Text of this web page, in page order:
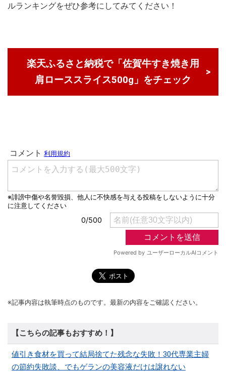
ルランキングをぜひ参考にしてみてください！
楽天ふるさと納税で「佐賀牛すき焼き用
肩ローススライス500g」をチェック
※記事内容は執筆時点のものです。最新の内容をご確認ください。
【こちらの記事もおすすめ！】
値引き食材を買って結局捨てた残念な失敗！30代専業主婦
の節約失敗談、でもゲランの美容液だけは譲れない